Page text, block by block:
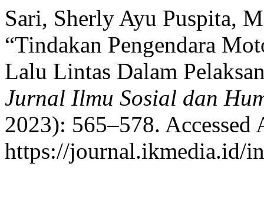
Sari, Sherly Ayu Puspita,
“Tindakan Pengendara
Lalu Lintas Dalam
Jurnal Ilmu Sosial dan
2023): 565–578. Accessed
https://journal.ikmedia.id/